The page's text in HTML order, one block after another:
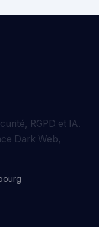
RGPD et IA.
Dark Web,